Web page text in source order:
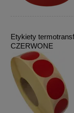
Etykiety
CZERWONE